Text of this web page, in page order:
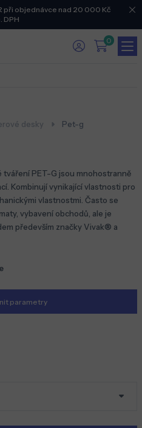
při objednávce nad 20 000 Kč
DPH
0
desky Pet-g
PET-G jsou mnohostranně
Kombinují vynikající vlastnosti pro
vlastnostmi. Často se
vybavení obchodů, ale je
především značky Vivak® a
parametry